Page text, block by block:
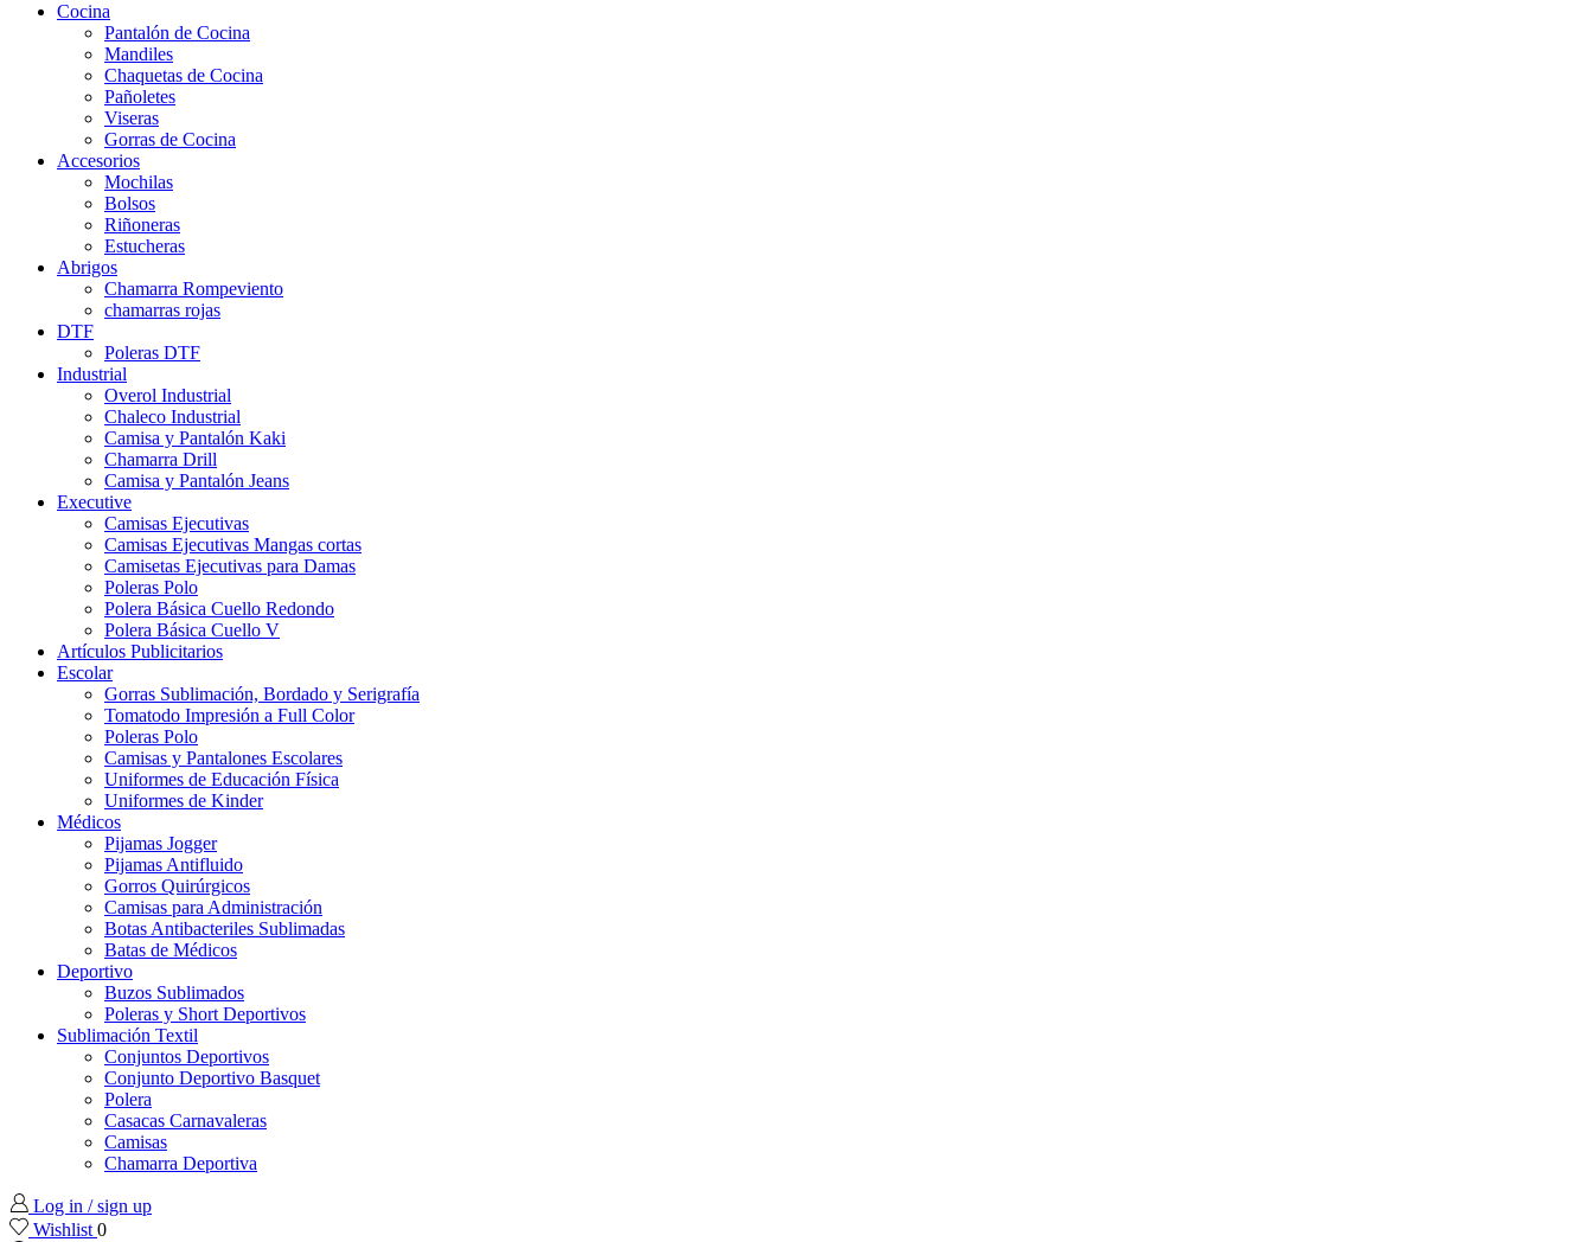
Cocina
Pantalón de Cocina
Mandiles
Chaquetas de Cocina
Pañoletes
Viseras
Gorras de Cocina
Accesorios
Mochilas
Bolsos
Riñoneras
Estucheras
Abrigos
Chamarra Rompeviento
chamarras rojas
DTF
Poleras DTF
Industrial
Overol Industrial
Chaleco Industrial
Camisa y Pantalón Kaki
Chamarra Drill
Camisa y Pantalón Jeans
Executive
Camisas Ejecutivas
Camisas Ejecutivas Mangas cortas
Camisetas Ejecutivas para Damas
Poleras Polo
Polera Básica Cuello Redondo
Polera Básica Cuello V
Artículos Publicitarios
Escolar
Gorras Sublimación, Bordado y Serigrafía
Tomatodo Impresión a Full Color
Poleras Polo
Camisas y Pantalones Escolares
Uniformes de Educación Física
Uniformes de Kinder
Médicos
Pijamas Jogger
Pijamas Antifluido
Gorros Quirúrgicos
Camisas para Administración
Botas Antibacteriles Sublimadas
Batas de Médicos
Deportivo
Buzos Sublimados
Poleras y Short Deportivos
Sublimación Textil
Conjuntos Deportivos
Conjunto Deportivo Basquet
Polera
Casacas Carnavaleras
Camisas
Chamarra Deportiva
Log in / sign up
Wishlist 0